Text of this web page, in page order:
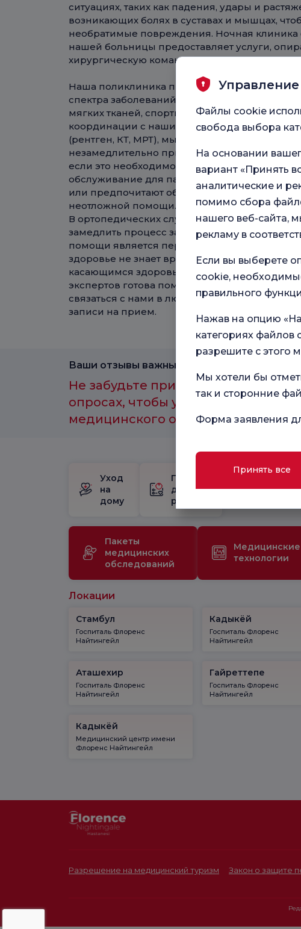
ситуациях, таких как падения, удары и
возникающих болях в суставах и мышцах,
необратимые повреждения. Ночная клиника
нашей больницы предоставляет услуги,
хирургическую команду и современную
Наша поликлиника предоставляет
спектра заболеваний, от подозрения на
мягких тканей, спортивных травм и сильных
координации с нашими современными
(рентген, КТ, МРТ), мы ускоряем процесс
незамедлительно принимать решения о
если это необходимо. Мы обеспечиваем
обслуживание для пациентов, которые не
или предпочитают обратиться к
неотложной помощи.
В ортопедических случаях, когда ожидание
замедлить процесс заживления,
помощи является первым шагом к успешной
здоровье не знает времени и рабочих
касающимся здоровья опорно-
экспертов готова помочь вам в нашей
связаться с нами в любое время для
записи на прием.
Уход
на
дому
Пакет
для
родов
Пакеты
медицинских
обследований
Медицинские
технологии
Локации
Стамбул
Госпиталь Флоренс
Найтингейл
Кадыкёй
Госпиталь Флоренс
Найтингейл
Аташехир
Госпиталь Флоренс
Найтингейл
Гайреттепе
Госпиталь Флоренс
Найтингейл
Кадыкёй
Медицинский центр имени
Флоренс Найтингейл
Ваши отзывы важны для нас.
Не забудьте принять участие в
опросах, чтобы улучшить качество
медицинского обслуживания.
Разрешение на медицинский туризм Закон о защите
Файлы cookie
свобода выбора
На основании
вариант «Принять
аналитические и
помимо сбора
нашего веб-сайта,
рекламу в
Если вы выберете
cookie,
правильного
Нажав на опцию
категориях
разрешите с этого
Мы хотели бы
так и сторонние
Форма заявления
Принять все